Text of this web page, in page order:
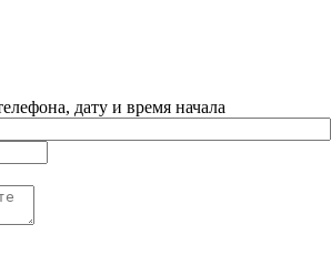
дату и время начала